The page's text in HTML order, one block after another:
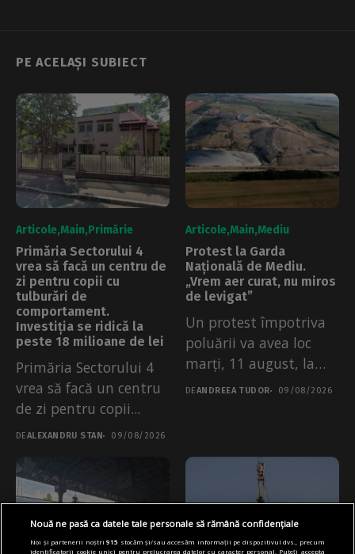
PE ACELAȘI SUBIECT
Articole Main Primărie
Primăria Sectorului 4
vrea să facă un centru de
zi pentru copii cu
tulburări de
comportament.
Investiția se ridică la
peste 18 milioane de lei
Primăria Sectorului 4
vrea să facă un centru
de zi pentru copii...
DEALEXANDRU STAN 09/08/2026
Articole Main Mediu
Protest la Garda
Națională de Mediu.
„Vrem aer curat, nu miros
de levigat”
Un protest împotriva
poluării va avea loc
marți, 11 august, la
Garda...
DEANDREEA TUDOR 09/08/2026
Nouă ne pasă ca datele tale personale să rămână confidențiale
Noi și partenerii noștri915 stocăm și/sau accesăm informații pe dispozitivul dvs., precum
identificatorii cookie unici pentru prelucrarea datelor cu caracter personal. Puteți accepta